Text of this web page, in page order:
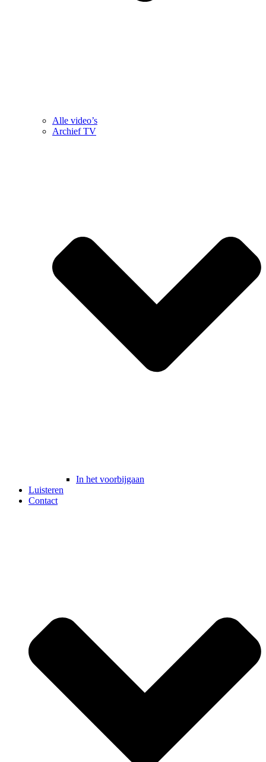
Alle video’s
Archief TV
In het voorbijgaan
Luisteren
Contact